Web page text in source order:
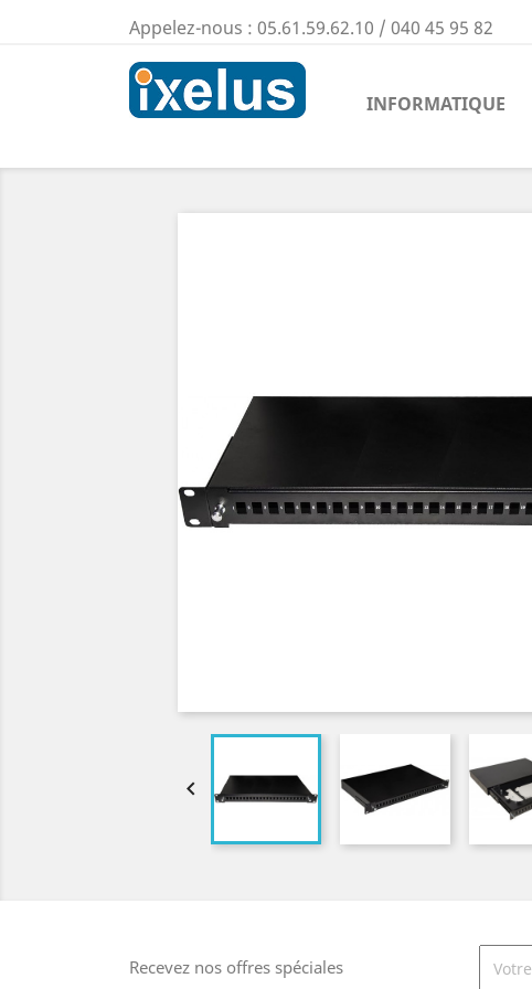
Appelez-nous : 05.61.59.62.10 / 040 45 95 82
INFORMATIQUE

Recevez nos offres spéciales